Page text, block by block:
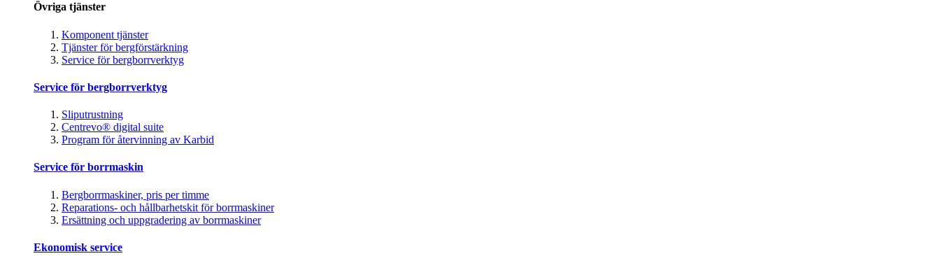
Övriga tjänster
Komponent tjänster
Tjänster för bergförstärkning
Service för bergborrverktyg
Service för bergborrverktyg
Sliputrustning
Centrevo® digital suite
Program för återvinning av Karbid
Service för borrmaskin
Bergborrmaskiner, pris per timme
Reparations- och hållbarhetskit för borrmaskiner
Ersättning och uppgradering av borrmaskiner
Ekonomisk service